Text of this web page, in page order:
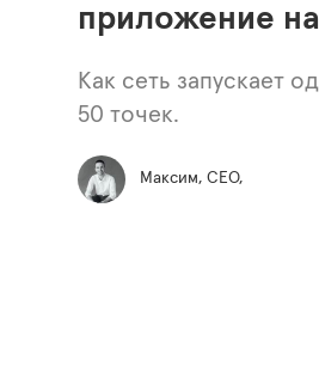
приложение
Как сеть запускает
50 точек.
Максим, СЕО,